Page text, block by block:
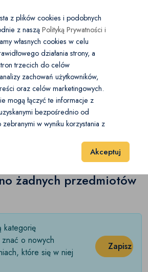
×
Kraj PL
PLN
dla chłopców Dresy
1–1 z 0 Pozycje
żadnych przedmiotów
kategorię
o nowych
które się w niej
Zapisz
z plików cookies i podobnych
z nasząPolityką Prywatności i
własnych cookies w celu
działania strony, a
trzecich do celów
zachowań użytkowników,
oraz celów marketingowych.
mogą łączyć te informacje z
bezpośrednio od
zebranymi w wyniku korzystania z
Akceptuj